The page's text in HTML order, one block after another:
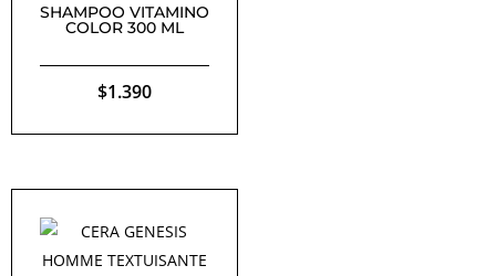
SHAMPOO VITAMINO
COLOR 300 ML
$1.390